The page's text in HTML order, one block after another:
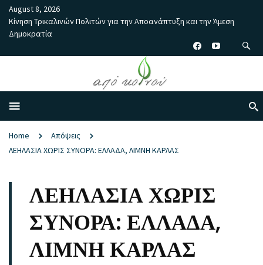
August 8, 2026
Κίνηση Τρικαλινών Πολιτών για την Αποανάπτυξη και την Άμεση
Δημοκρατία
Home
Απόψεις
ΛΕΗΛΑΣΙΑ ΧΩΡΙΣ ΣΥΝΟΡΑ: ΕΛΛΑΔΑ, ΛΙΜΝΗ ΚΑΡΛΑΣ
ΛΕΗΛΑΣΙΑ ΧΩΡΙΣ
ΣΥΝΟΡΑ: ΕΛΛΑΔΑ,
ΛΙΜΝΗ ΚΑΡΛΑΣ